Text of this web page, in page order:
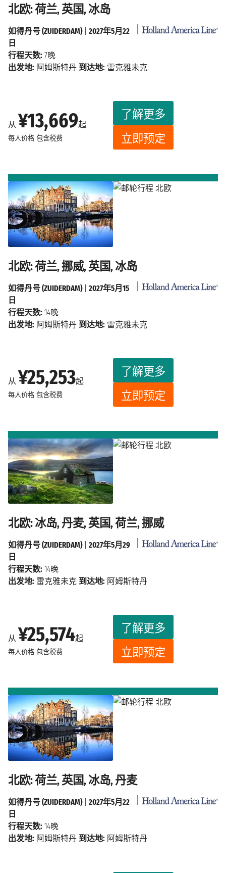
北欧: 荷兰, 英国, 冰岛
从 ¥13,669起
每人价格 包含税费
了解更多
立即预定
如得丹号 (ZUIDERDAM)| 2027年5月22
日
行程天数: 7晚
出发地: 阿姆斯特丹 到达地: 雷克雅未克
北欧: 荷兰, 挪威, 英国, 冰岛
从 ¥25,253起
每人价格 包含税费
了解更多
立即预定
如得丹号 (ZUIDERDAM)| 2027年5月15
日
行程天数: 14晚
出发地: 阿姆斯特丹 到达地: 雷克雅未克
北欧: 冰岛, 丹麦, 英国, 荷兰, 挪威
从 ¥25,574起
每人价格 包含税费
了解更多
立即预定
如得丹号 (ZUIDERDAM)| 2027年5月29
日
行程天数: 14晚
出发地: 雷克雅未克 到达地: 阿姆斯特丹
北欧: 荷兰, 英国, 冰岛, 丹麦
如得丹号 (ZUIDERDAM)| 2027年5月22
日
行程天数: 14晚
出发地: 阿姆斯特丹 到达地: 阿姆斯特丹